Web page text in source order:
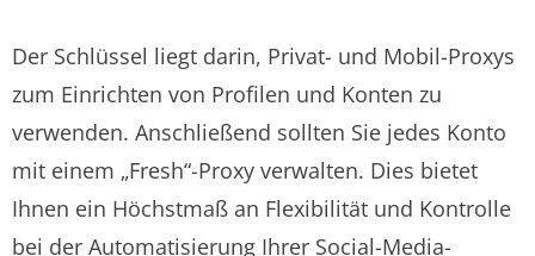
Der Schlüssel liegt darin, Privat- und Mobil-Proxys
zum Einrichten von Profilen und Konten zu
verwenden. Anschließend sollten Sie jedes Konto
mit einem „Fresh“-Proxy verwalten. Dies bietet
Ihnen ein Höchstmaß an Flexibilität und Kontrolle
bei der Automatisierung Ihrer Social-Media-